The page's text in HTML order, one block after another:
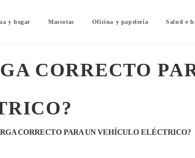
y hogar Mascotas Oficina y papelería Salud e
CORRECTO
CORRECTO PARA UN VEHÍCULO ELÉCTRICO?